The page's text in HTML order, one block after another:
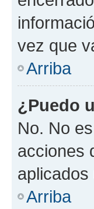
vez que
Arriba
¿Puedo
No. No
acciones
aplicados
Arriba